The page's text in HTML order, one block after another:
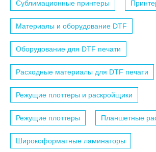
Сублимационные принтеры
Материалы и оборудование DTF
Оборудование для DTF печати
Расходные материалы для DTF печати
Режущие плоттеры и раскройщики
Режущие плоттеры Планшетные
Широкоформатные ламинаторы